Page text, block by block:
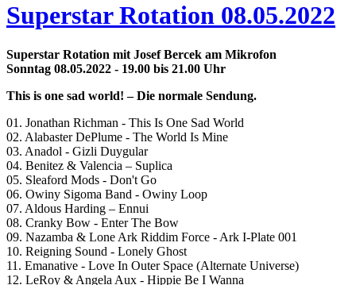
Superstar Rotation 08.05.2022
Superstar Rotation mit Josef Bercek am Mikrofon
Sonntag 08.05.2022 - 19.00 bis 21.00 Uhr
This is one sad world! – Die normale Sendung.
01. Jonathan Richman - This Is One Sad World
02. Alabaster DePlume - The World Is Mine
03. Anadol - Gizli Duygular
04. Benitez & Valencia – Suplica
05. Sleaford Mods - Don't Go
06. Owiny Sigoma Band - Owiny Loop
07. Aldous Harding – Ennui
08. Cranky Bow - Enter The Bow
09. Nazamba & Lone Ark Riddim Force - Ark I-Plate 001
10. Reigning Sound - Lonely Ghost
11. Emanative - Love In Outer Space (Alternate Universe)
12. LeRoy & Angela Aux - Hippie Be I Wanna